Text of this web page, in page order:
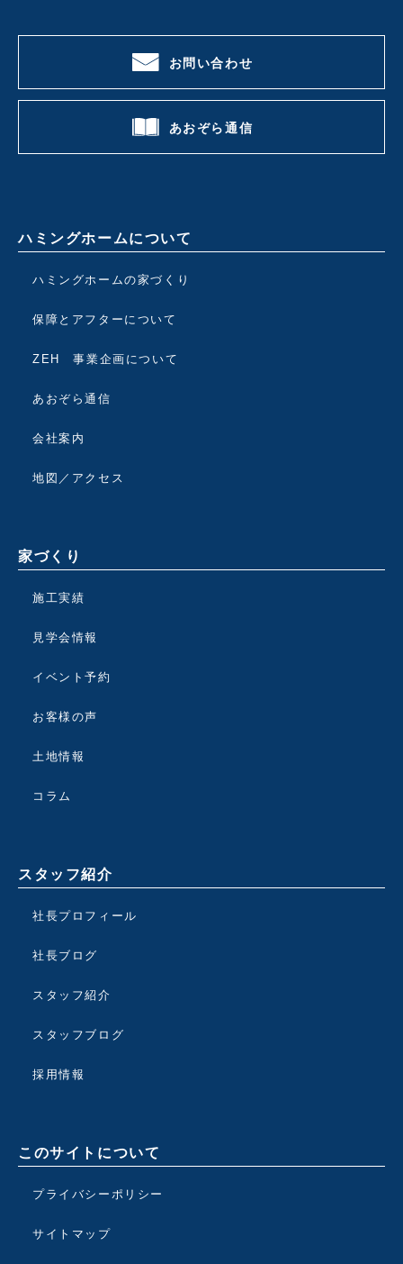
お問い合わせ
あおぞら通信
ハミングホームについて
ハミングホームの家づくり
保障とアフターについて
ZEH 事業企画について
あおぞら通信
会社案内
地図／アクセス
家づくり
施工実績
見学会情報
イベント予約
お客様の声
土地情報
コラム
スタッフ紹介
社長プロフィール
社長ブログ
スタッフ紹介
スタッフブログ
採用情報
このサイトについて
プライバシーポリシー
サイトマップ